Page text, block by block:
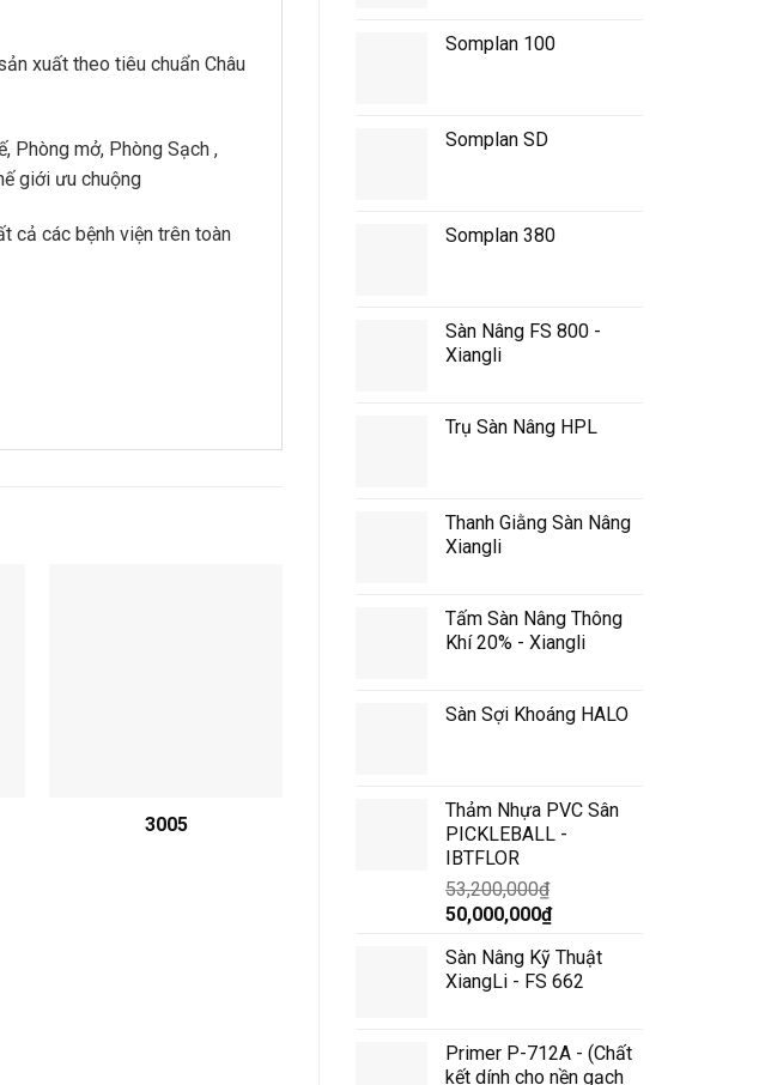
Somplan 100
Somplan SD
Somplan 380
Sàn Nâng FS 800 -
Xiangli
Trụ Sàn Nâng HPL
Thanh Giằng Sàn Nâng
Xiangli
Tấm Sàn Nâng Thông
Khí 20% - Xiangli
Sàn Sợi Khoáng HALO
Thảm Nhựa PVC Sân
PICKLEBALL -
IBTFLOR
53,200,000₫
Giá
là:
53,200,000₫.
50,000,000₫Giá
tại
là:
Sàn Nâng Kỹ Thuật
XiangLi - FS 662
Primer P-712A - (Chất
kết dính cho nền gạch
xuất theo tiêu chuẩn Châu
Phòng mở, Phòng Sạch ,
giới ưu chuộng
cả các bệnh viện trên toàn
3005